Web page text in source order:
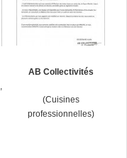
AB Collectivités
(Cuisines
professionnelles)